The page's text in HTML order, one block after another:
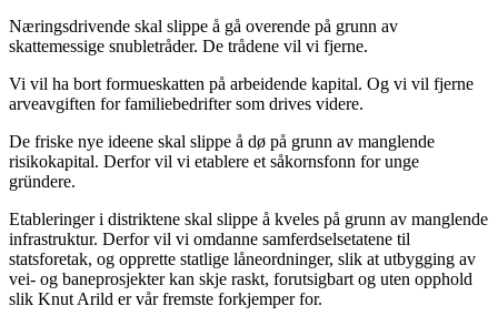
Næringsdrivende skal slippe å gå overende på grunn av
skattemessige snubletråder. De trådene vil vi fjerne.
Vi vil ha bort formueskatten på arbeidende kapital. Og vi vil fjerne
arveavgiften for familiebedrifter som drives videre.
De friske nye ideene skal slippe å dø på grunn av manglende
risikokapital. Derfor vil vi etablere et såkornsfonn for unge
gründere.
Etableringer i distriktene skal slippe å kveles på grunn av manglende
infrastruktur. Derfor vil vi omdanne samferdselsetatene til
statsforetak, og opprette statlige låneordninger, slik at utbygging av
vei- og baneprosjekter kan skje raskt, forutsigbart og uten opphold
slik Knut Arild er vår fremste forkjemper for.